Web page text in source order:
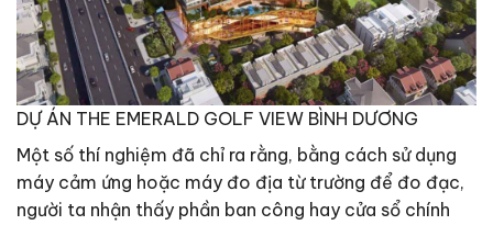
DỰ ÁN THE EMERALD GOLF VIEW BÌNH DƯƠNG
Một số thí nghiệm đã chỉ ra rằng, bằng cách sử dụng
máy cảm ứng hoặc máy đo địa từ trường để đo đạc,
người ta nhận thấy phần ban công hay cửa sổ chính